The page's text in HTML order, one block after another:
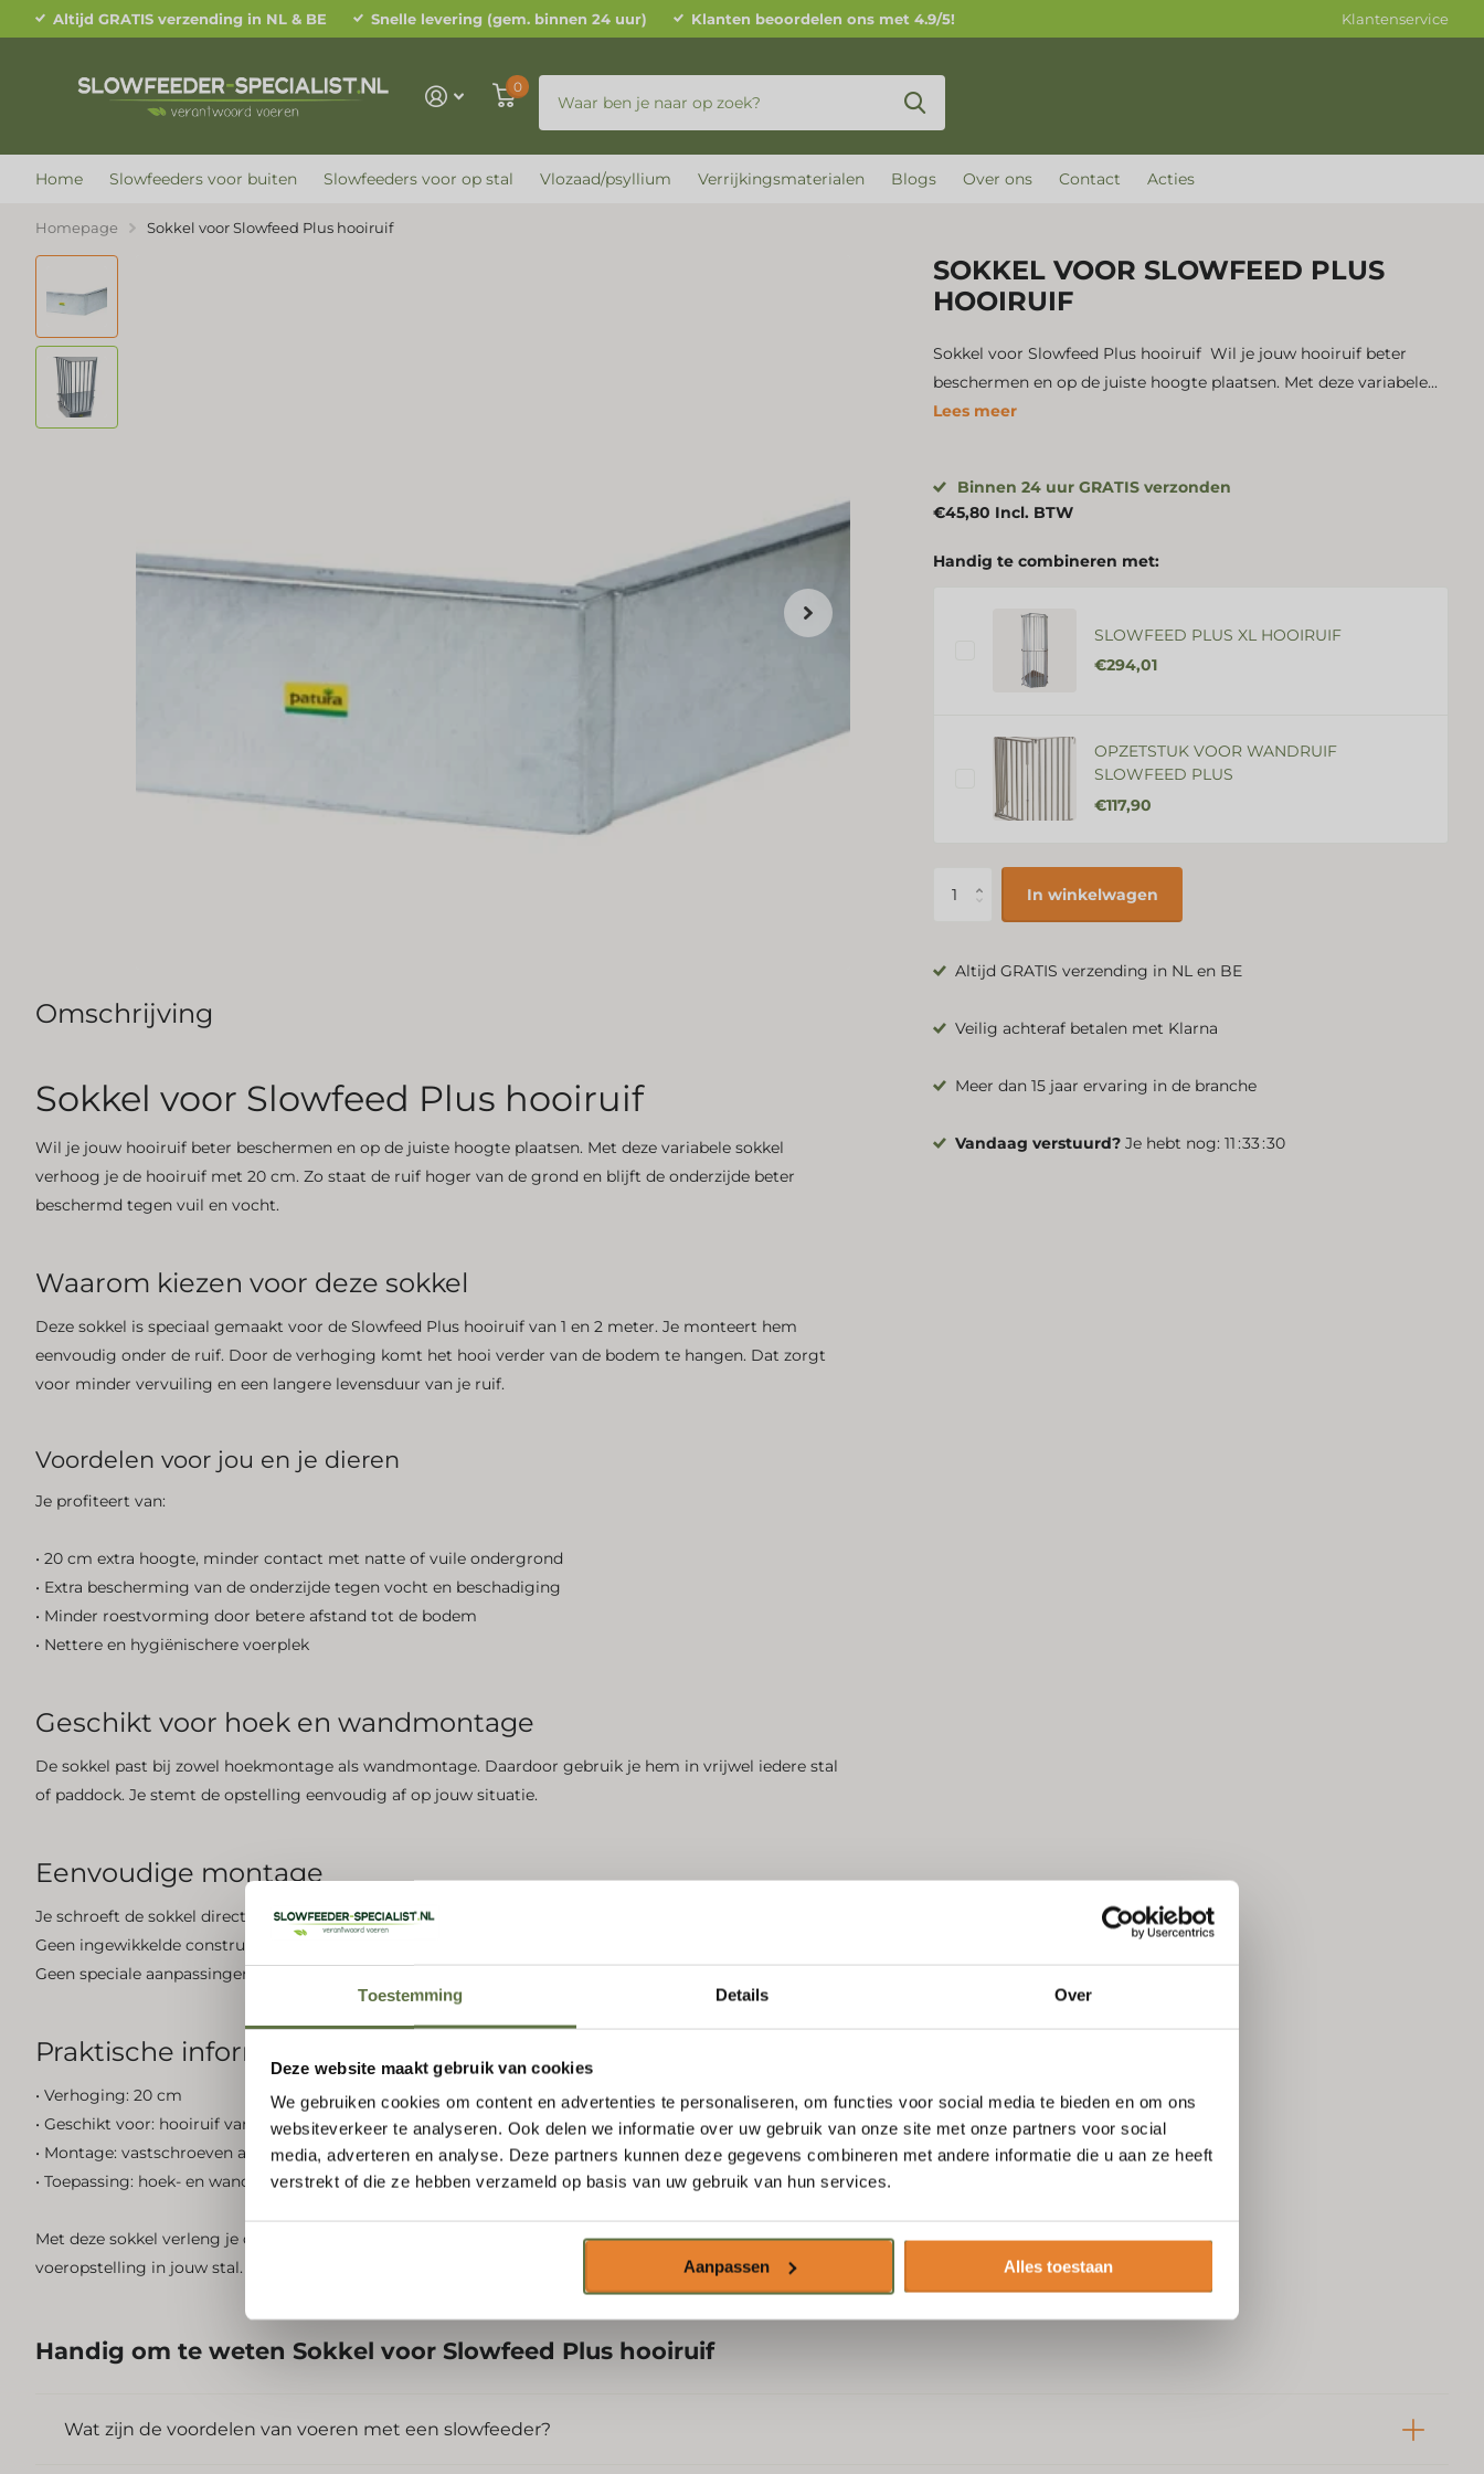
Toestemming Details Over
Deze website maakt gebruik van cookies
We gebruiken cookies om content en advertenties te personaliseren, om functies voor social media te bieden en om ons
websiteverkeer te analyseren. Ook delen we informatie over uw gebruik van onze site met onze partners voor social
media, adverteren en analyse. Deze partners kunnen deze gegevens combineren met andere informatie die u aan ze heeft
verstrekt of die ze hebben verzameld op basis van uw gebruik van hun services.
Aanpassen Alles toestaan
Altijd GRATIS verzending in NL & BE Snelle levering (gem. binnen 24 uur) Klanten beoordelen ons met 4.9/5! Klantenservice
0
Home Slowfeeders voor buiten Slowfeeders voor op stal Vlozaad/psyllium Verrijkingsmaterialen Blogs Over ons Contact Acties
Homepage Sokkel voor Slowfeed Plus hooiruif
Omschrijving
Sokkel voor Slowfeed Plus hooiruif
Wil je jouw hooiruif beter beschermen en op de juiste hoogte plaatsen. Met deze variabele sokkel
verhoog je de hooiruif met 20 cm. Zo staat de ruif hoger van de grond en blijft de onderzijde beter
beschermd tegen vuil en vocht.
Waarom kiezen voor deze sokkel
Deze sokkel is speciaal gemaakt voor de Slowfeed Plus hooiruif van 1 en 2 meter. Je monteert hem
eenvoudig onder de ruif. Door de verhoging komt het hooi verder van de bodem te hangen. Dat zorgt
voor minder vervuiling en een langere levensduur van je ruif.
Voordelen voor jou en je dieren
Je profiteert van:
• 20 cm extra hoogte, minder contact met natte of vuile ondergrond
• Extra bescherming van de onderzijde tegen vocht en beschadiging
• Minder roestvorming door betere afstand tot de bodem
• Nettere en hygiënischere voerplek
Geschikt voor hoek en wandmontage
De sokkel past bij zowel hoekmontage als wandmontage. Daardoor gebruik je hem in vrijwel iedere stal
of paddock. Je stemt de opstelling eenvoudig af op jouw situatie.
Eenvoudige montage
Je schroeft de sokkel direct aan de hooiruif vast.
Geen ingewikkelde constructie.
Geen speciale aanpassingen nodig.
Praktische informatie
• Verhoging: 20 cm
• Geschikt voor: hooiruif variabel 1 meter en 2 meter
• Montage: vastschroeven aan de bestaande ruif
• Toepassing: hoek- en wandmontage
Met deze sokkel verleng je de levensduur van je hooiruif en zorg je voor een strakke en praktische
voeropstelling in jouw stal.
SOKKEL VOOR SLOWFEED PLUS
HOOIRUIF
Sokkel voor Slowfeed Plus hooiruif Wil je jouw hooiruif beter
beschermen en op de juiste hoogte plaatsen. Met deze variabele...
Lees meer
Binnen 24 uur GRATIS verzonden
€45,80 Incl. BTW
Handig te combineren met:
SLOWFEED PLUS XL HOOIRUIF
€294,01
OPZETSTUK VOOR WANDRUIF
SLOWFEED PLUS
€117,90
In winkelwagen
Altijd GRATIS verzending in NL en BE
Veilig achteraf betalen met Klarna
Meer dan 15 jaar ervaring in de branche
Vandaag verstuurd? Je hebt nog: 11 33 29
Handig om te weten Sokkel voor Slowfeed Plus hooiruif
Wat zijn de voordelen van voeren met een slowfeeder?
nieuwsbrief
slowfeeder!
E-mailadres *
Abonneren